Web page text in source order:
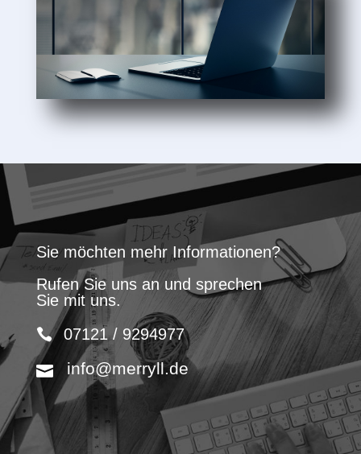
Sie möchten mehr Informationen?
Rufen Sie uns an und sprechen
Sie mit uns.
07121 / 9294977
info@merryll.de